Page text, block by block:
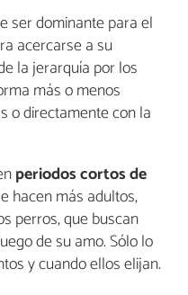
ser dominante para el
acercarse a su
la jerarquía por los
más o menos
o directamente con la
periodos cortos de
hacen más adultos,
perros, que buscan
de su amo. Sólo lo
y cuando ellos elijan.